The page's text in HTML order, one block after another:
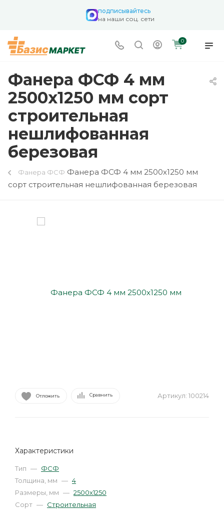
подписывайтесь
на наши соц. сети
0
Фанера ФСФ 4 мм
2500х1250 мм сорт
строительная
нешлифованная
березовая
Фанера ФСФ Фанера ФСФ 4 мм 2500х1250 мм
сорт строительная нешлифованная березовая
Отложить Сравнить Артикул: 100214
Характеристики
Тип — ФСФ
Толщина, мм — 4
Размеры, мм — 2500х1250
Сорт — Строительная